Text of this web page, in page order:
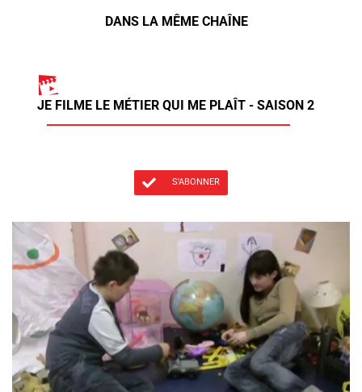
DANS LA MÊME CHAÎNE
JE FILME LE MÉTIER QUI ME PLAÎT - SAISON 2
S'ABONNER